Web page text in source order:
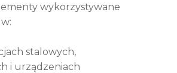
wykorzystywane
stalowych,
i urządzeniach